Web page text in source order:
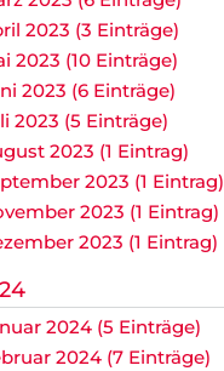
2023 (3 Einträge)
2023 (10 Einträge)
2023 (6 Einträge)
2023 (5 Einträge)
2023 (1 Eintrag)
2023 (1 Eintrag)
2023 (1 Eintrag)
2023 (1 Eintrag)
2024 (5 Einträge)
2024 (7 Einträge)